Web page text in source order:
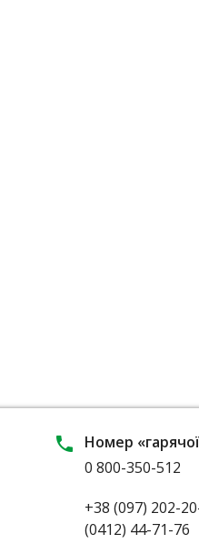
phone
Номер «гарячої
0 800-350-512
+38 (097) 202-
(0412) 44-71-76